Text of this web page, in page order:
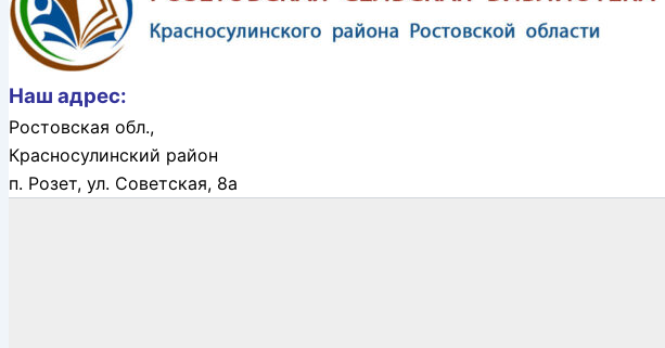
Наш адрес:
Ростовская обл.,
Красносулинский район
п. Розет, ул. Советская, 8а